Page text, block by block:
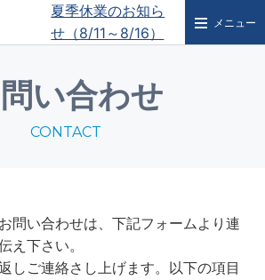
夏季休業のお知ら
せ（8/11～8/16）
メニュー
い合わせ
CONTACT
問い合わせは、下記フォームより連
え下さい。
しご連絡さし上げます。以下の項目